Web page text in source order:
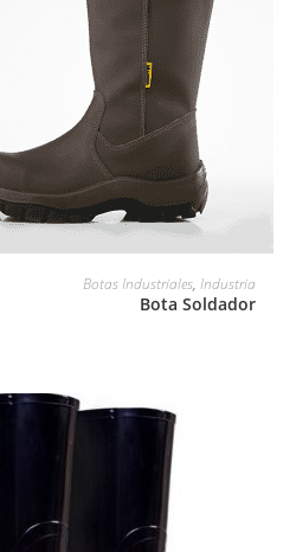
Botas Industriales,Industria
Bota Soldador